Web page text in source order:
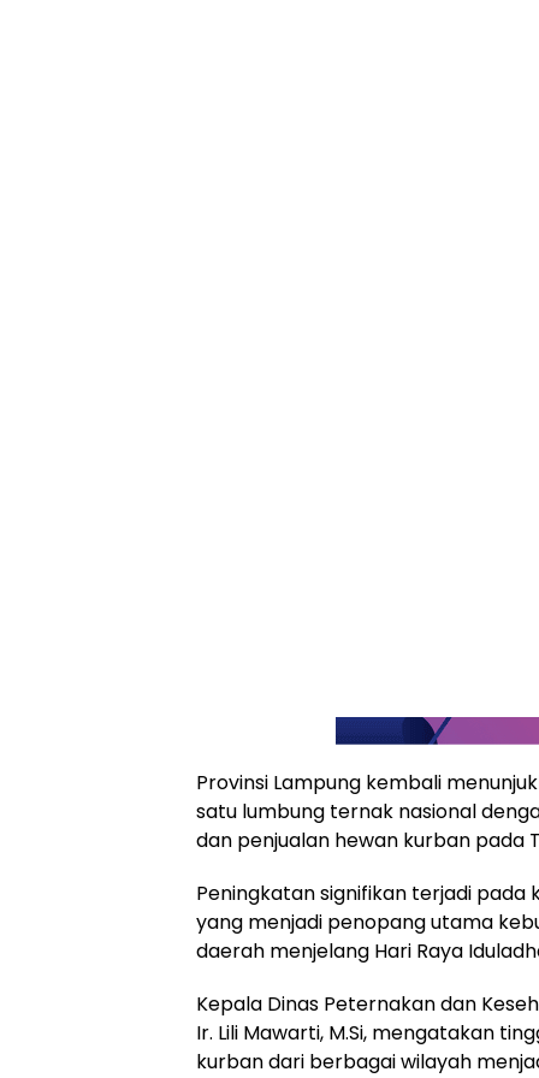
Provinsi Lampung kembali
satu lumbung ternak nasional
dan penjualan hewan kurban pada
Peningkatan signifikan terjadi pada
yang menjadi penopang utama
daerah menjelang Hari Raya
Kepala Dinas Peternakan dan
Ir. Lili Mawarti, M.Si, mengatakan
kurban dari berbagai wilayah